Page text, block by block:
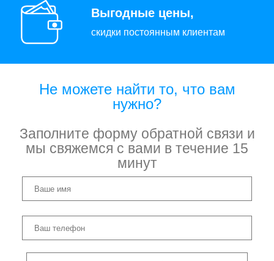
Выгодные цены,
скидки постоянным клиентам
Не можете найти то, что вам
нужно?
Заполните форму обратной связи и
мы свяжемся с вами в течение 15
минут